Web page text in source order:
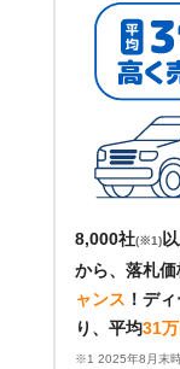
8,000社(※1)
から、落札価
ャンス ！ ディ
り、平均31
※1 2025年8月末